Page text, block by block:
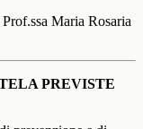
Maria Rosaria
PREVISTE